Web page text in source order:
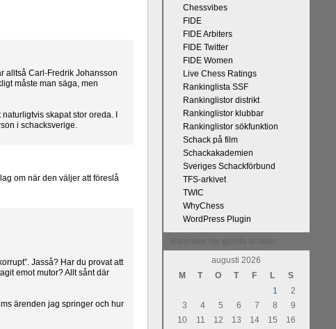
alltså Carl-Fredrik Johansson
måste man säga, men
skapat stor oreda. I
i schacksverige.
om när den väljer att föreslå
Jasså? Har du provat att
emot mutor? Allt sånt där
ärenden jag springer och hur
Chessvibes
FIDE
FIDE Arbiters
FIDE Twitter
FIDE Women
Live Chess Ratings
Rankinglista SSF
Rankinglistor distrikt
Rankinglistor klubbar
Rankinglistor sökfunktion
Schack på film
Schackakademien
Sveriges Schackförbund
TFS-arkivet
TWIC
WhyChess
WordPress Plugin
augusti 2026
M
T O T F L
S
1
2
3
4 5 6 7 8
9
10
11 12 13 14 15
16